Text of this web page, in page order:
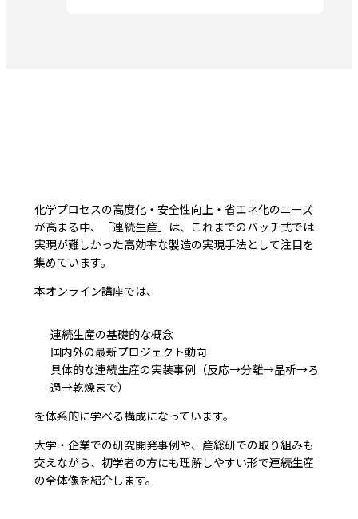
化学プロセスの高度化・安全性向上・省エネ化のニーズ
が高まる中、「連続生産」は、これまでのバッチ式では
実現が難しかった高効率な製造の実現手法として注目を
集めています。
本オンライン講座では、
連続生産の基礎的な概念
国内外の最新プロジェクト動向
具体的な連続生産の実装事例（反応→分離→晶析→ろ
過→乾燥まで）
を体系的に学べる構成になっています。
大学・企業での研究開発事例や、産総研での取り組みも
交えながら、初学者の方にも理解しやすい形で連続生産
の全体像を紹介します。